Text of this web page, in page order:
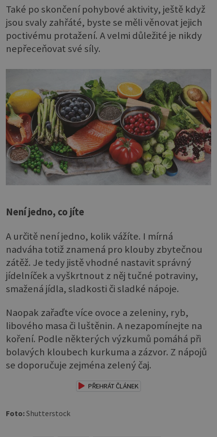
Také po skončení pohybové aktivity, ještě když
jsou svaly zahřáté, byste se měli věnovat jejich
poctivému protažení. A velmi důležité je nikdy
nepřeceňovat své síly.
Není jedno, co jíte
A určitě není jedno, kolik vážíte. I mírná
nadváha totiž znamená pro klouby zbytečnou
zátěž. Je tedy jistě vhodné nastavit správný
jídelníček a vyškrtnout z něj tučné potraviny,
smažená jídla, sladkosti či sladké nápoje.
Naopak zařaďte více ovoce a zeleniny, ryb,
libového masa či luštěnin. A nezapomínejte na
koření. Podle některých výzkumů pomáhá při
bolavých kloubech kurkuma a zázvor. Z nápojů
se doporučuje zejména zelený čaj.
PŘEHRÁT ČLÁNEK
Foto:Shutterstock